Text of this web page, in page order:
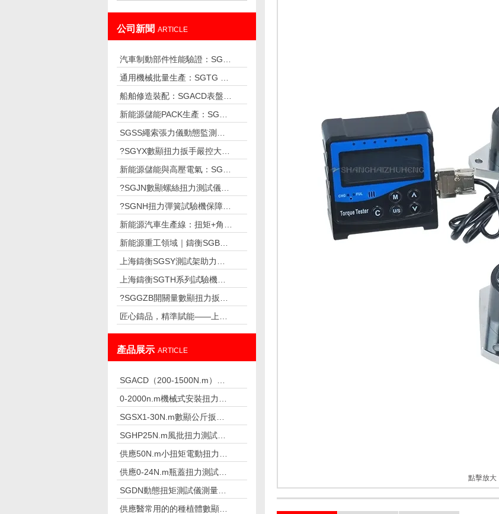
公司新聞 ARTICLE
汽車制動部件性能驗證：SGDN 動態扭力測試儀精準檢測，守護行車安全
通用機械批量生產：SGTG 預置扭力扳手高效控扭，保障設備一致性
船舶修造裝配：SGACD表盤扭力扳手適配高濕鹽霧環境，保障船舶航行安全
新能源儲能PACK生產：SGSX 數顯扭力扳手標準化控扭，保障儲能電池運行安全
SGSS繩索張力儀動態監測索力，保障乘客出行安全
?SGYX數顯扭力扳手嚴控大扭矩緊固，守護風電設備長期安全運行
新能源儲能與高壓電氣：SGFF法蘭數顯推拉力計守護儲能系統安全運行
?SGJN數顯螺絲扭力測試儀筑牢擰緊質量防線，助力車企裝配
?SGNH扭力彈簧試驗機保障高壓開關扭簧穩定可靠
新能源汽車生產線：扭矩+角度雙控，筑牢裝配安全底線
新能源重工領域｜鑄衡SGBF系列測力計，賦能風電設備高強度部件檢測
上海鑄衡SGSY測試架助力電子企業攻克連接器插拔力測試難題
上海鑄衡SGTH系列試驗機成彈簧制造企業標配——數智化檢測行業質量革新
?SGGZB開關量數顯扭力扳手助力蘇州汽車零部件廠自動化產線品質升級
匠心鑄品，精準賦能——上海鑄衡SGCY手動側搖測試臺獲市場廣泛認可
產品展示 ARTICLE
SGACD（200-1500N.m）常用于鋼結構檢測的表盤扭力扳手 非標工具
0-2000n.m機械式安裝扭力扳手,安裝高強螺栓扳手
SGSX1-30N.m數顯公斤扳手 數字公斤力檢測扳手
SGHP25N.m風批扭力測試儀測風批及槍的扭力
供應50N.m小扭矩電動扭力扳手栓焊螺栓
供應0-24N.m瓶蓋扭力測試儀礦泉水廠
SGDN動態扭矩測試儀測量摩擦扭矩儀器
供應醫常用的的種植體數顯扭力測試儀
點擊放大